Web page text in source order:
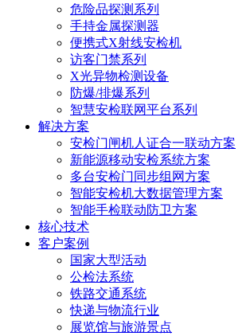
危险品探测系列
手持金属探测器
便携式X射线安检机
访客门禁系列
X光异物检测设备
防爆/排爆系列
智慧安检联网平台系列
解决方案
安检门闸机人证合一联动方案
新能源移动安检系统方案
多台安检门同步组网方案
智能安检机大数据管理方案
智能手检联动防卫方案
核心技术
客户案例
国家大型活动
公检法系统
铁路交通系统
快递与物流行业
展览馆与旅游景点